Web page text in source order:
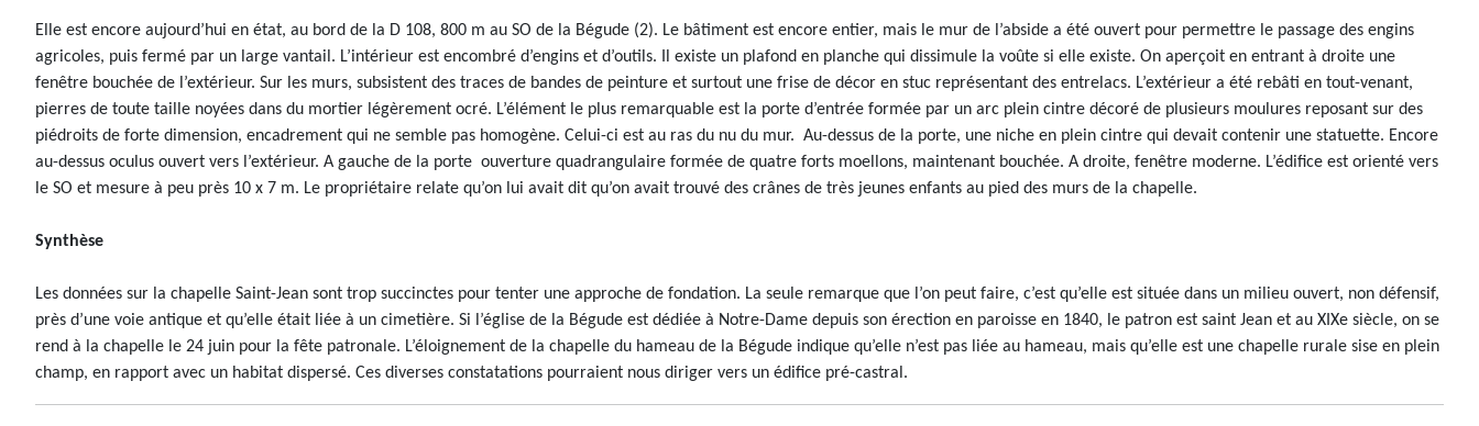
Elle est encore aujourd’hui en état, au bord de la D 108, 800 m au SO de la Bégude (2). Le bâtiment est encore entier, mais le mur de l’abside a été ouvert pour permettre le passage des engins
agricoles, puis fermé par un large vantail. L’intérieur est encombré d’engins et d’outils. Il existe un plafond en planche qui dissimule la voûte si elle existe. On aperçoit en entrant à droite une
fenêtre bouchée de l’extérieur. Sur les murs, subsistent des traces de bandes de peinture et surtout une frise de décor en stuc représentant des entrelacs. L’extérieur a été rebâti en tout-venant,
pierres de toute taille noyées dans du mortier légèrement ocré. L’élément le plus remarquable est la porte d’entrée formée par un arc plein cintre décoré de plusieurs moulures reposant sur des
piédroits de forte dimension, encadrement qui ne semble pas homogène. Celui-ci est au ras du nu du mur. Au-dessus de la porte, une niche en plein cintre qui devait contenir une statuette. Encore
au-dessus oculus ouvert vers l’extérieur. A gauche de la porte ouverture quadrangulaire formée de quatre forts moellons, maintenant bouchée. A droite, fenêtre moderne. L’édifice est orienté vers
le SO et mesure à peu près 10 x 7 m. Le propriétaire relate qu’on lui avait dit qu’on avait trouvé des crânes de très jeunes enfants au pied des murs de la chapelle.
Synthèse
Les données sur la chapelle Saint-Jean sont trop succinctes pour tenter une approche de fondation. La seule remarque que l’on peut faire, c’est qu’elle est située dans un milieu ouvert, non défensif,
près d’une voie antique et qu’elle était liée à un cimetière. Si l’église de la Bégude est dédiée à Notre-Dame depuis son érection en paroisse en 1840, le patron est saint Jean et au XIXe siècle, on se
rend à la chapelle le 24 juin pour la fête patronale. L’éloignement de la chapelle du hameau de la Bégude indique qu’elle n’est pas liée au hameau, mais qu’elle est une chapelle rurale sise en plein
champ, en rapport avec un habitat dispersé. Ces diverses constatations pourraient nous diriger vers un édifice pré-castral.